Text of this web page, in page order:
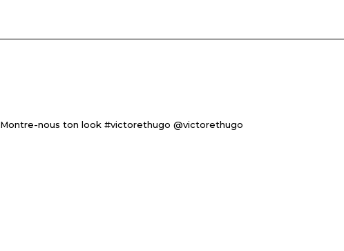
Montre-nous ton look #victorethugo @victorethugo